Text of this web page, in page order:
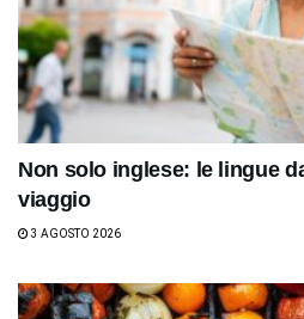
Non solo inglese: le lingue
viaggio
3 AGOSTO 2026